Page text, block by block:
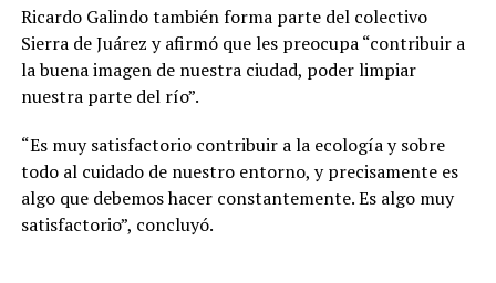
Ricardo Galindo también forma parte del colectivo
Sierra de Juárez y afirmó que les preocupa “contribuir a
la buena imagen de nuestra ciudad, poder limpiar
nuestra parte del río”.
“Es muy satisfactorio contribuir a la ecología y sobre
todo al cuidado de nuestro entorno, y precisamente es
algo que debemos hacer constantemente. Es algo muy
satisfactorio”, concluyó.